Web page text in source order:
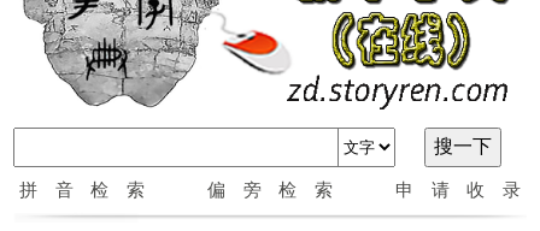
拼音检索 偏旁检索 申请收录